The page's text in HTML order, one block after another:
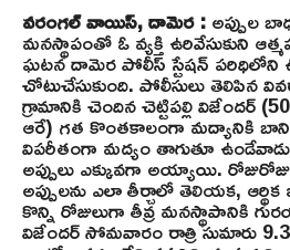
వరంగల్ వాయిస్, దామెర :అప్పుల
మనస్థాపంతో ఓ వ్యక్తి ఉరివేసుకుని
ఘటన దామెర పోలీస్ స్టేషన్ పరిధిలోని
చోటుచేసుకుంది. పోలీసులు తెలిపిన
గ్రామానికి చెందిన చెట్టిపల్లి విజేందర్
ఆరే) గత కొంతకాలంగా మద్యానికి
విపరీతంగా మద్యం తాగుతూ
అప్పులు ఎక్కువగా అయ్యాయి.
అప్పులను ఎలా తీర్చాలో తెలియక,
కొన్ని రోజులుగా తీవ్ర మనస్థాపానికి
విజేందర్ సోమవారం రాత్రి సుమారు